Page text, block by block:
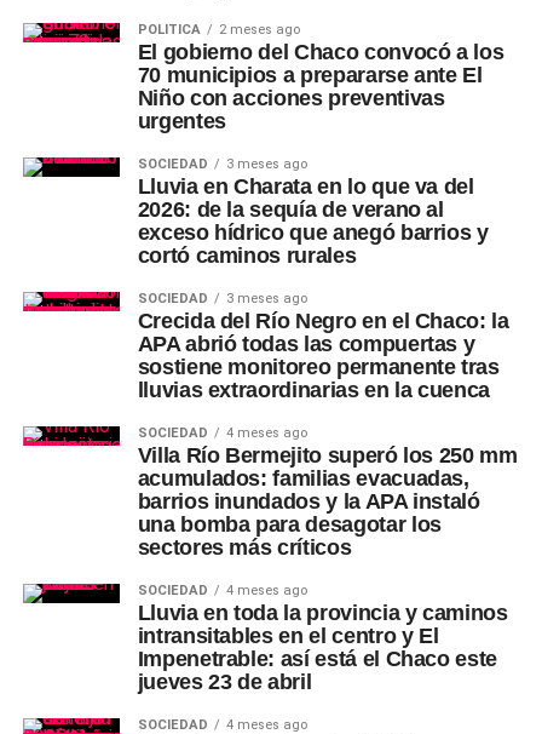
POLÍTICA 2 meses ago
El gobierno del Chaco convocó a los
70 municipios a prepararse ante El
Niño con acciones preventivas
urgentes
SOCIEDAD 3 meses ago
Lluvia en Charata en lo que va del
2026: de la sequía de verano al
exceso hídrico que anegó barrios y
cortó caminos rurales
SOCIEDAD 3 meses ago
Crecida del Río Negro en el Chaco: la
APA abrió todas las compuertas y
sostiene monitoreo permanente tras
lluvias extraordinarias en la cuenca
SOCIEDAD 4 meses ago
Villa Río Bermejito superó los 250 mm
acumulados: familias evacuadas,
barrios inundados y la APA instaló
una bomba para desagotar los
sectores más críticos
SOCIEDAD 4 meses ago
Lluvia en toda la provincia y caminos
intransitables en el centro y El
Impenetrable: así está el Chaco este
jueves 23 de abril
SOCIEDAD 4 meses ago